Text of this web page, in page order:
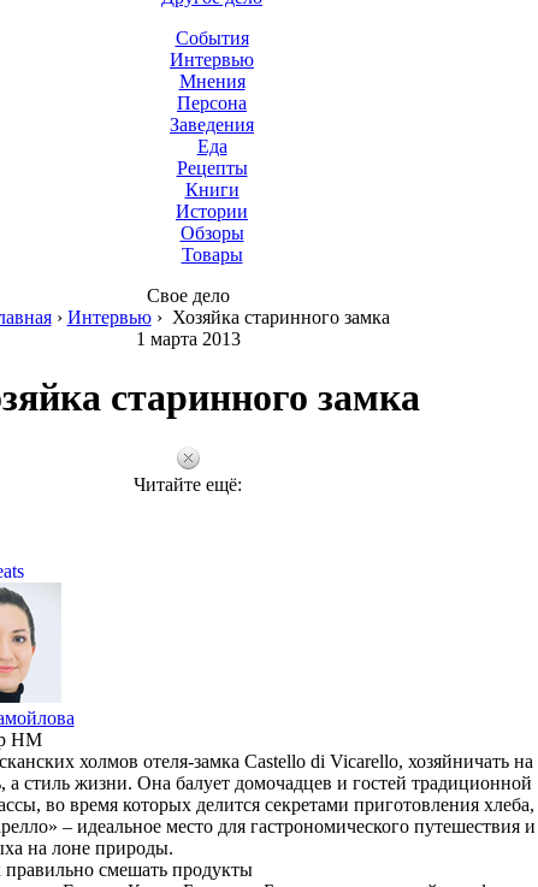
События
Интервью
Мнения
Персона
Заведения
Еда
Рецепты
Книги
Истории
Обзоры
Товары
Свое дело
› Интервью› Хозяйка старинного замка
1 марта 2013
старинного замка
Читайте ещё:
HM
холмов отеля-замка Castello di Vicarello, хозяйничать на
стиль жизни. Она балует домочадцев и гостей традиционной
во время которых делится секретами приготовления хлеба,
– идеальное место для гастрономического путешествия и
на лоне природы.
правильно смешать продукты